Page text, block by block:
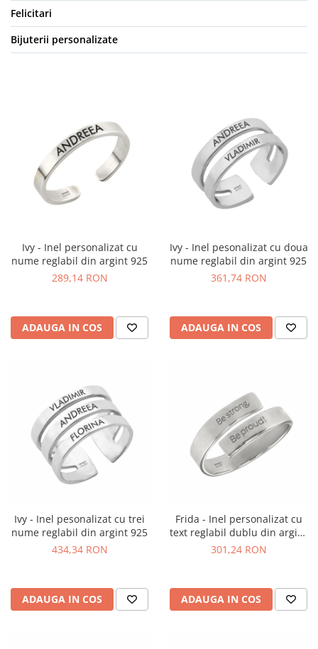
Felicitari
Bijuterii personalizate
Ivy - Inel personalizat cu
nume reglabil din argint 925
289,14 RON
ADAUGA IN COS
Ivy - Inel pesonalizat cu doua
nume reglabil din argint 925
361,74 RON
ADAUGA IN COS
Ivy - Inel pesonalizat cu trei
nume reglabil din argint 925
434,34 RON
ADAUGA IN COS
Frida - Inel personalizat cu
text reglabil dublu din argint
925
301,24 RON
ADAUGA IN COS